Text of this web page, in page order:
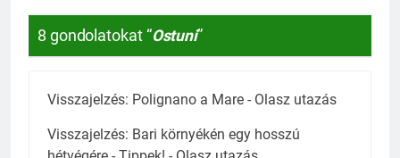
8 gondolatokat “Ostuni”
Visszajelzés: Polignano a Mare - Olasz utazás
Visszajelzés: Bari környékén egy hosszú